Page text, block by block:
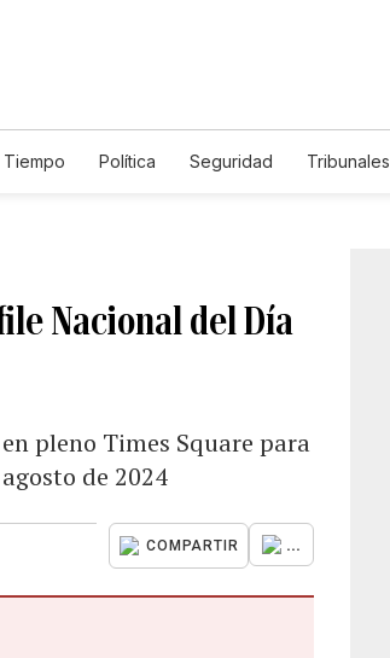
Tiempo Política Seguridad Tribunales
Nacional del Día
pleno Times Square para
de 2024
COMPARTIR ...